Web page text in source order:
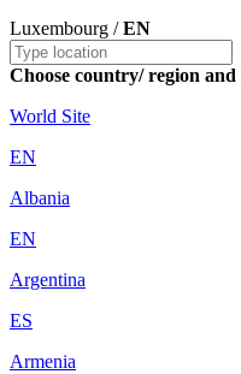
Luxembourg /EN
Choose country/ region and
World Site
EN
Albania
EN
Argentina
ES
Armenia